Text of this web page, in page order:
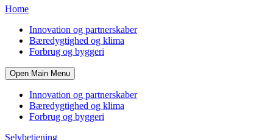
Home
Innovation og partnerskaber
Bæredygtighed og klima
Forbrug og byggeri
Open Main Menu
Innovation og partnerskaber
Bæredygtighed og klima
Forbrug og byggeri
Selvbetjening